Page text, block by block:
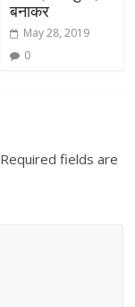
बनाकर
May 28, 2019
0
Required fields are